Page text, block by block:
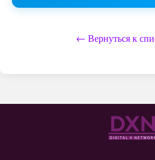
← Вернуться к